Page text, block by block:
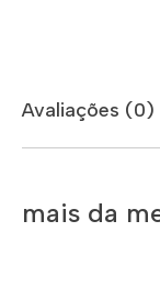
Avaliações (0)
mais da